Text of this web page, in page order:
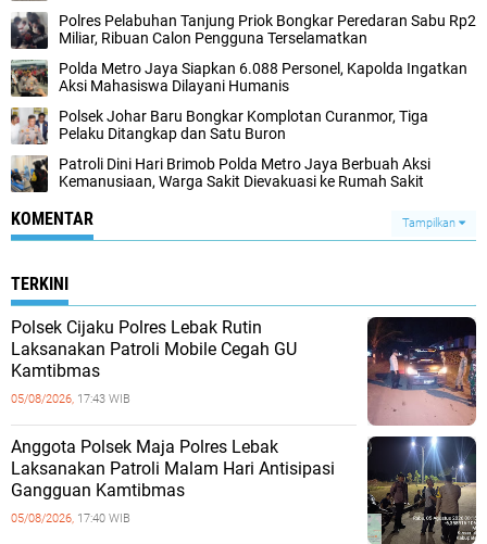
Polres Pelabuhan Tanjung Priok Bongkar Peredaran Sabu Rp2
Miliar, Ribuan Calon Pengguna Terselamatkan
Polda Metro Jaya Siapkan 6.088 Personel, Kapolda Ingatkan
Aksi Mahasiswa Dilayani Humanis
Polsek Johar Baru Bongkar Komplotan Curanmor, Tiga
Pelaku Ditangkap dan Satu Buron‎
‎Patroli Dini Hari Brimob Polda Metro Jaya Berbuah Aksi
Kemanusiaan, Warga Sakit Dievakuasi ke Rumah Sakit
KOMENTAR Tampilkan
TERKINI
Polsek Cijaku Polres Lebak Rutin
Laksanakan Patroli Mobile Cegah GU
Kamtibmas
05/08/2026, 17:43 WIB
Anggota Polsek Maja Polres Lebak
Laksanakan Patroli Malam Hari Antisipasi
Gangguan Kamtibmas
05/08/2026, 17:40 WIB